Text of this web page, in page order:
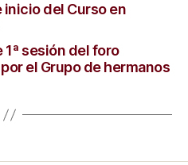
del Curso en
sesión del foro
el Grupo de hermanos